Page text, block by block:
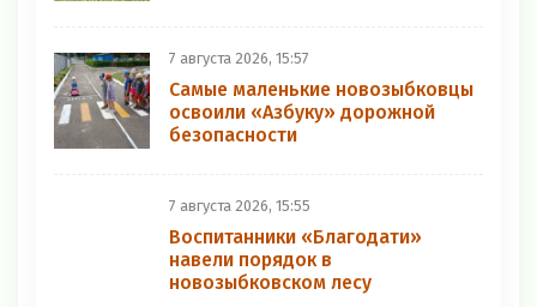
7 августа 2026, 15:57
Самые маленькие новозыбковцы
освоили «Азбуку» дорожной
безопасности
7 августа 2026, 15:55
Воспитанники «Благодати»
навели порядок в
новозыбковском лесу